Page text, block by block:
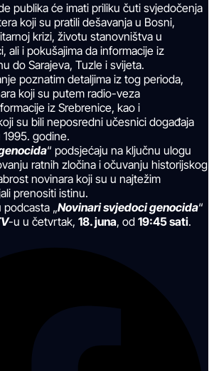
publika će imati priliku čuti svjedočenja
koji su pratili dešavanja u Bosni,
krizi, životu stanovništva u
ali i pokušajima da informacije iz
do Sarajeva, Tuzle i svijeta.
poznatim detaljima iz tog perioda,
koji su putem radio-veza
iz Srebrenice, kao i
su bili neposredni učesnici događaja
godine.
“ podsjećaju na ključnu ulogu
ratnih zločina i očuvanju historijskog
novinara koji su u najtežim
prenositi istinu.
podcasta „Novinari svjedoci genocida“
-u u četvrtak, 18. juna, od 19:45 sati.